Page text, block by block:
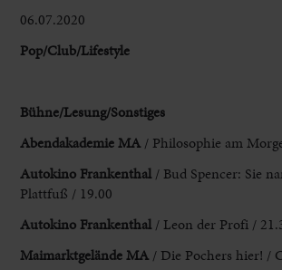
06.07.2020
Pop/Club/Lifestyle
Bühne/Lesung/Sonstiges
Abendakademie MA / Philosophie am
Autokino Frankenthal/ Bud Spencer: Sie
Plattfuß / 19.00
Autokino Frankenthal/ Leon der Profi /
Maimarktgelände MA / Die Pochers hier! /